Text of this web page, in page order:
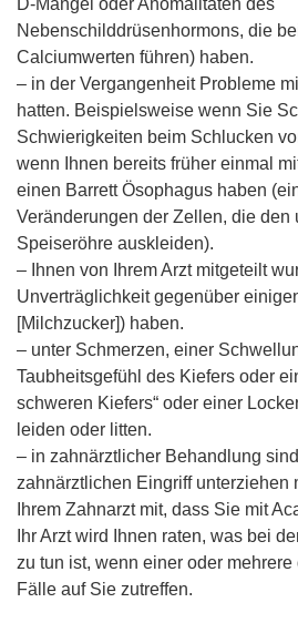
D-Mangel oder Anomalitäten des
Nebenschilddrüsenhormons, die
Calciumwerten führen) haben.
– in der Vergangenheit Probleme
hatten. Beispielsweise wenn Sie
Schwierigkeiten beim Schlucken
wenn Ihnen bereits früher einmal
einen Barrett Ösophagus haben
Veränderungen der Zellen, die den
Speiseröhre auskleiden).
– Ihnen von Ihrem Arzt mitgeteilt
Unverträglichkeit gegenüber
[Milchzucker]) haben.
– unter Schmerzen, einer
Taubheitsgefühl des Kiefers oder
schweren Kiefers“ oder einer
leiden oder litten.
– in zahnärztlicher Behandlung
zahnärztlichen Eingriff unterziehen
Ihrem Zahnarzt mit, dass Sie mit
Ihr Arzt wird Ihnen raten, was bei
zu tun ist, wenn einer oder
Fälle auf Sie zutreffen.